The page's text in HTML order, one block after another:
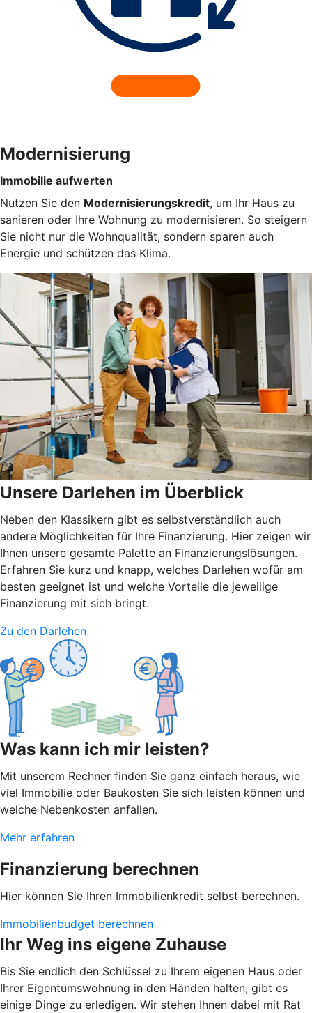
Modernisierung
Immobilie aufwerten
Nutzen Sie den Modernisierungskredit, um Ihr Haus zu
sanieren oder Ihre Wohnung zu modernisieren. So steigern
Sie nicht nur die Wohnqualität, sondern sparen auch
Energie und schützen das Klima.
Unsere Darlehen im Überblick
Neben den Klassikern gibt es selbstverständlich auch
andere Möglichkeiten für Ihre Finanzierung. Hier zeigen wir
Ihnen unsere gesamte Palette an Finanzierungslösungen.
Erfahren Sie kurz und knapp, welches Darlehen wofür am
besten geeignet ist und welche Vorteile die jeweilige
Finanzierung mit sich bringt.
Zu den Darlehen
Was kann ich mir leisten?
Mit unserem Rechner finden Sie ganz einfach heraus, wie
viel Immobilie oder Baukosten Sie sich leisten können und
welche Nebenkosten anfallen.
Mehr erfahren
Finanzierung berechnen
Hier können Sie Ihren Immobilienkredit selbst berechnen.
Immobilienbudget berechnen
Ihr Weg ins eigene Zuhause
Bis Sie endlich den Schlüssel zu Ihrem eigenen Haus oder
Ihrer Eigentumswohnung in den Händen halten, gibt es
einige Dinge zu erledigen. Wir stehen Ihnen dabei mit Rat